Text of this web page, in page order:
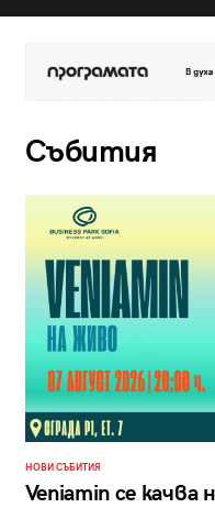
Събития
НОВИ СЪБИТИЯ
Veniamin се качва